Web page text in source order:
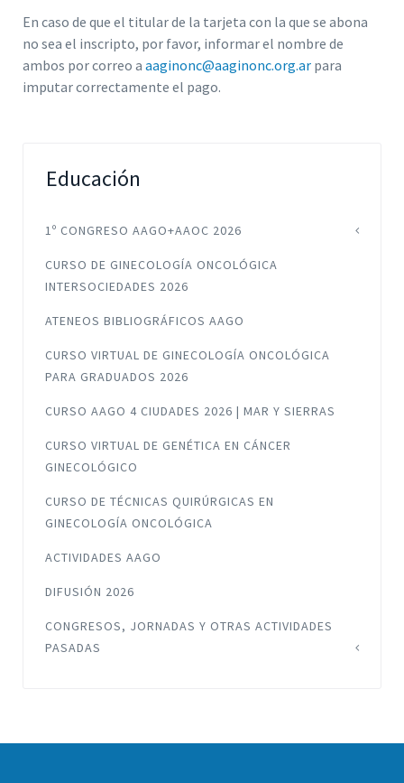
En caso de que el titular de la tarjeta con la que se abona
no sea el inscripto, por favor, informar el nombre de
ambos por correo a aaginonc@aaginonc.org.ar para
imputar correctamente el pago.
Educación
1º CONGRESO AAGO+AAOC 2026
CURSO DE GINECOLOGÍA ONCOLÓGICA
INTERSOCIEDADES 2026
ATENEOS BIBLIOGRÁFICOS AAGO
CURSO VIRTUAL DE GINECOLOGÍA ONCOLÓGICA
PARA GRADUADOS 2026
CURSO AAGO 4 CIUDADES 2026 | MAR Y SIERRAS
CURSO VIRTUAL DE GENÉTICA EN CÁNCER
GINECOLÓGICO
CURSO DE TÉCNICAS QUIRÚRGICAS EN
GINECOLOGÍA ONCOLÓGICA
ACTIVIDADES AAGO
DIFUSIÓN 2026
CONGRESOS, JORNADAS Y OTRAS ACTIVIDADES
PASADAS